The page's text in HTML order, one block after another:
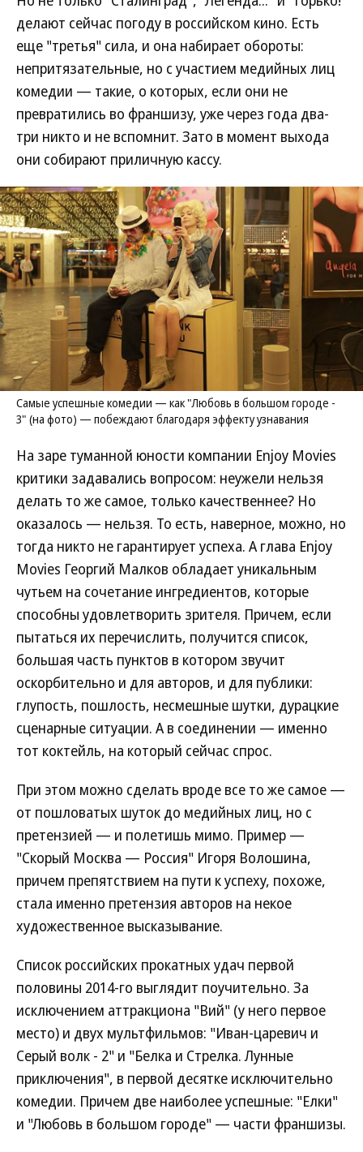
делают сейчас погоду в российском кино. Есть
еще "третья" сила, и она набирает обороты:
непритязательные, но с участием медийных лиц
комедии — такие, о которых, если они не
превратились во франшизу, уже через года два-
три никто и не вспомнит. Зато в момент выхода
они собирают приличную кассу.
Самые успешные комедии — как "Любовь в большом городе -
3" (на фото) — побеждают благодаря эффекту узнавания
На заре туманной юности компании Enjoy Movies
критики задавались вопросом: неужели нельзя
делать то же самое, только качественнее? Но
оказалось — нельзя. То есть, наверное, можно, но
тогда никто не гарантирует успеха. А глава Enjoy
Movies Георгий Малков обладает уникальным
чутьем на сочетание ингредиентов, которые
способны удовлетворить зрителя. Причем, если
пытаться их перечислить, получится список,
большая часть пунктов в котором звучит
оскорбительно и для авторов, и для публики:
глупость, пошлость, несмешные шутки, дурацкие
сценарные ситуации. А в соединении — именно
тот коктейль, на который сейчас спрос.
При этом можно сделать вроде все то же самое —
от пошловатых шуток до медийных лиц, но с
претензией — и полетишь мимо. Пример —
"Скорый Москва — Россия" Игоря Волошина,
причем препятствием на пути к успеху, похоже,
стала именно претензия авторов на некое
художественное высказывание.
Список российских прокатных удач первой
половины 2014-го выглядит поучительно. За
исключением аттракциона "Вий" (у него первое
место) и двух мультфильмов: "Иван-царевич и
Серый волк - 2" и "Белка и Стрелка. Лунные
приключения", в первой десятке исключительно
комедии. Причем две наиболее успешные: "Елки"
и "Любовь в большом городе" — части франшизы.